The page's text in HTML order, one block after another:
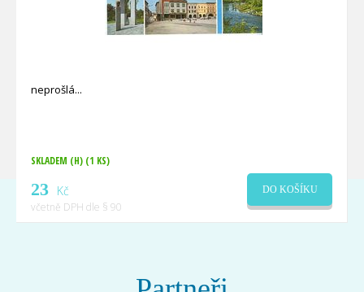
neprošlá
SKLADEM (H) (1 KS)
23 Kč
včetně DPH dle § 90
DO KOŠÍKU